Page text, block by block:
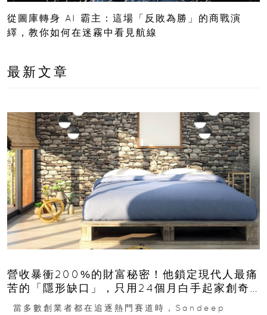
從圖庫轉身 AI 霸主：這場「反敗為勝」的商戰演
繹，教你如何在迷霧中看見航線
最新文章
營收暴衝200%的財富秘密！他鎖定現代人最痛
苦的「隱形缺口」，只用24個月白手起家創奇
蹟
當多數創業者都在追逐熱門賽道時，Sandeep